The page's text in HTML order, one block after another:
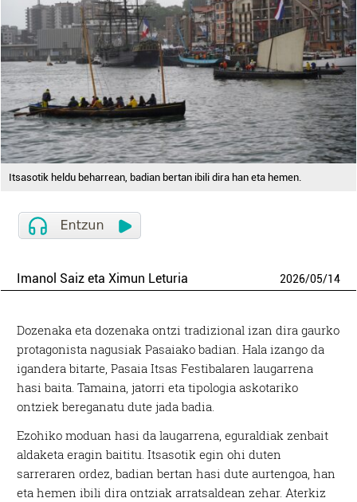
Itsasotik heldu beharrean, badian bertan ibili dira han eta hemen.
Imanol Saiz eta Ximun Leturia 2026/05/14
Dozenaka eta dozenaka ontzi tradizional izan dira gaurko
protagonista nagusiak Pasaiako badian. Hala izango da
igandera bitarte, Pasaia Itsas Festibalaren laugarrena
hasi baita. Tamaina, jatorri eta tipologia askotariko
ontziek bereganatu dute jada badia.
Ezohiko moduan hasi da laugarrena, eguraldiak zenbait
aldaketa eragin baititu. Itsasotik egin ohi duten
sarreraren ordez, badian bertan hasi dute aurtengoa, han
eta hemen ibili dira ontziak arratsaldean zehar. Aterkiz